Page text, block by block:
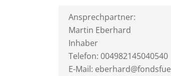
Ansprechpartner:
Martin Eberhard
Inhaber
Telefon: 004982145040540
E-Mail: